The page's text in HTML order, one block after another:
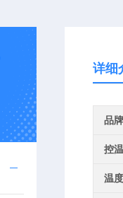
详细
品牌
控
温